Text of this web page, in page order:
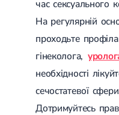
час сексуального
На регулярній
проходьте
гінеколога,
необхідності
сечостатевої
Дотримуйтесь